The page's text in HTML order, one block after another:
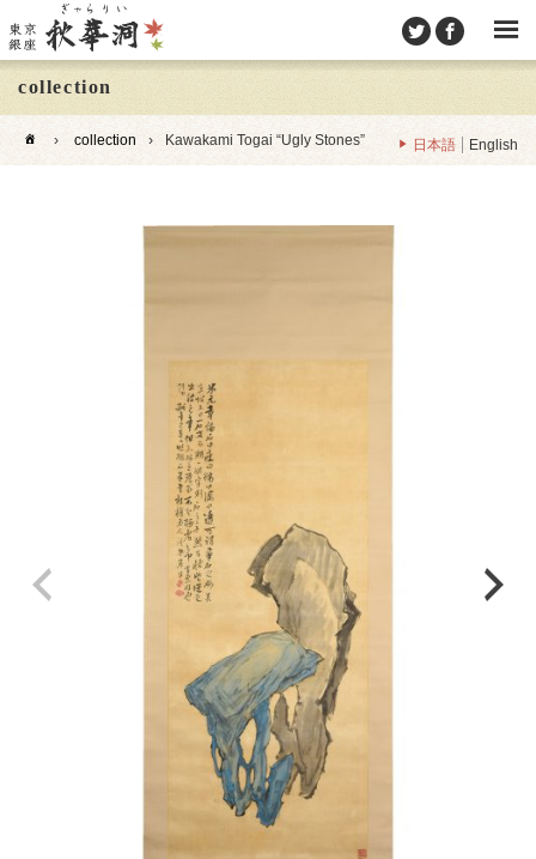
collection
› collection › Kawakami Togai “Ugly Stones” 日本語 English